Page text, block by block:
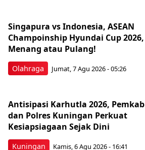
Olahraga
Singapura vs Indonesia, ASEAN
Champoinship Hyundai Cup 2026,
Menang atau Pulang!
Jumat, 7 Agu 2026 - 05:26
Kuningan
Antisipasi Karhutla 2026, Pemkab
dan Polres Kuningan Perkuat
Kesiapsiagaan Sejak Dini
Kamis, 6 Agu 2026 - 16:41